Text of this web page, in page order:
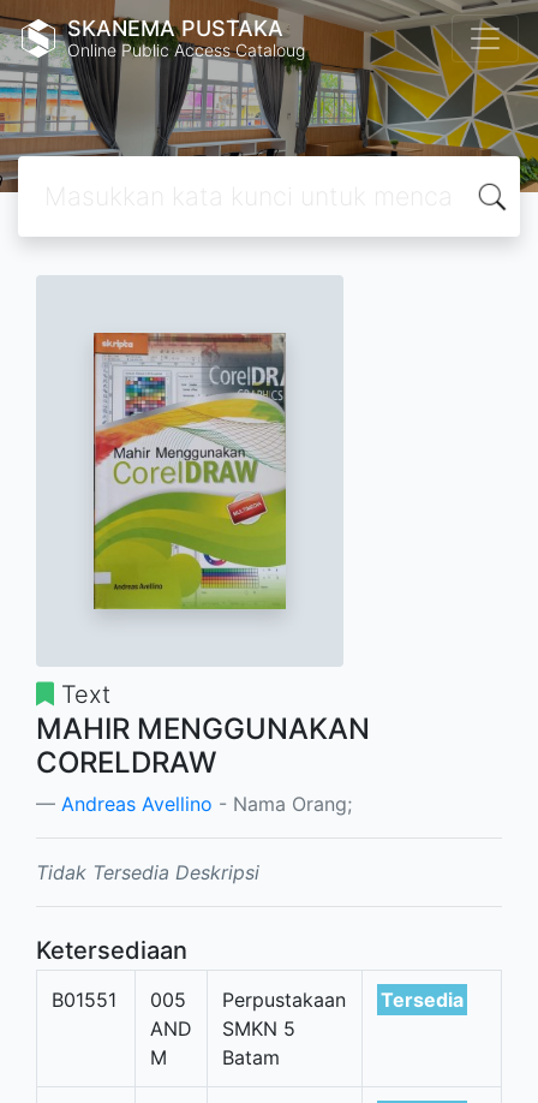
SKANEMA PUSTAKA
Online Public Access Cataloug
Text
MAHIR MENGGUNAKAN
CORELDRAW
Andreas Avellino - Nama Orang;
Tidak Tersedia Deskripsi
Ketersediaan
B01551
005
AND
M
Perpustakaan
SMKN 5
Batam
Tersedia